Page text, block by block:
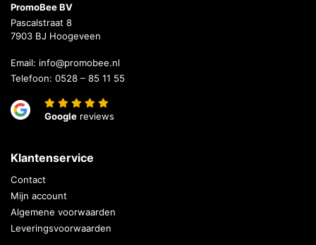
PromoBee BV
Pascalstraat 8
7903 BJ Hoogeveen
Email: info@promobee.nl
Telefoon: 0528 – 85 11 55
Google reviews
Klantenservice
Contact
Mijn account
Algemene voorwaarden
Leveringsvoorwaarden